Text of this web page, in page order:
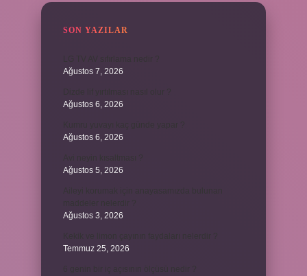
SON YAZILAR
Ağustos 7, 2026
Ağustos 6, 2026
Ağustos 6, 2026
Ağustos 5, 2026
Ağustos 3, 2026
Temmuz 25, 2026